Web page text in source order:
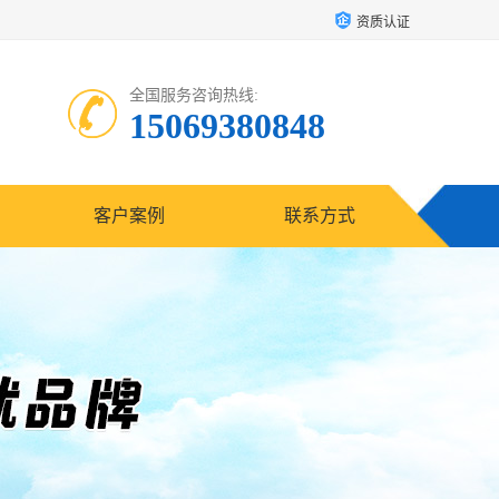
资质认证
全国服务咨询热线:
15069380848
客户案例 联系方式